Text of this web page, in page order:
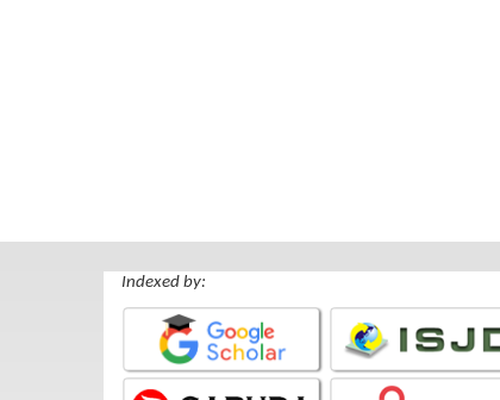
Indexed by: